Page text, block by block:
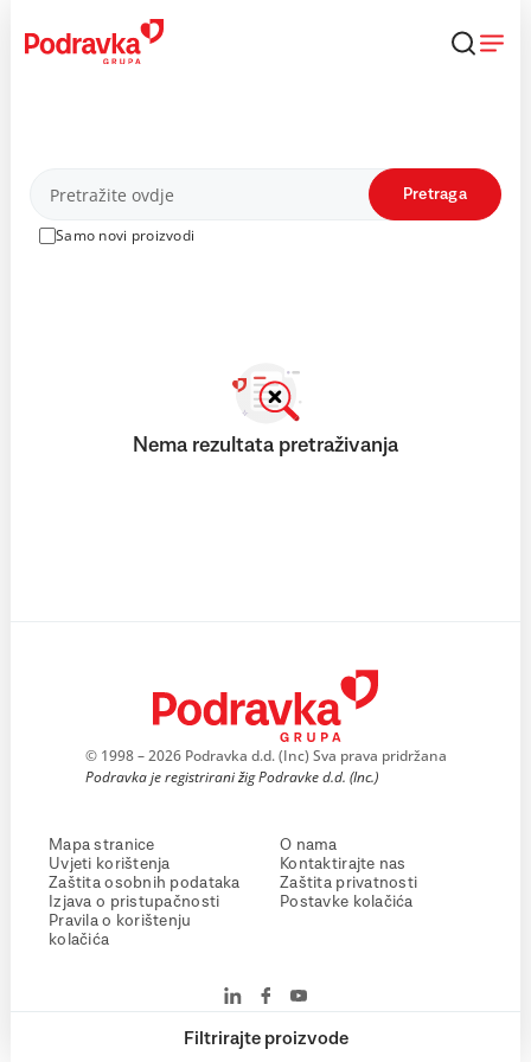
content
Proizvodi
Samo novi proizvodi
Pretraga
Filtrirajte proizvode
Nema rezultata pretraživanja
© 1998 – 2026 Podravka d.d. (Inc) Sva prava pridržana
Podravka je registrirani žig Podravke d.d. (Inc.)
Mapa stranice
Uvjeti korištenja
Zaštita osobnih podataka
Izjava o pristupačnosti
Pravila o korištenju
kolačića
O nama
Kontaktirajte nas
Zaštita privatnosti
Postavke kolačića